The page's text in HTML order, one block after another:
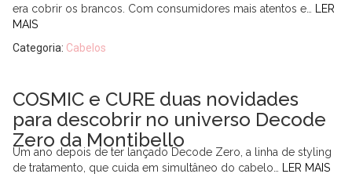
era cobrir os brancos. Com consumidores mais atentos e…
LER
MAIS
Categoria: Cabelos
COSMIC e CURE duas novidades
para descobrir no universo Decode
Zero da Montibello
Um ano depois de ter lançado Decode Zero, a linha de styling
de tratamento, que cuida em simultâneo do cabelo…
LER MAIS